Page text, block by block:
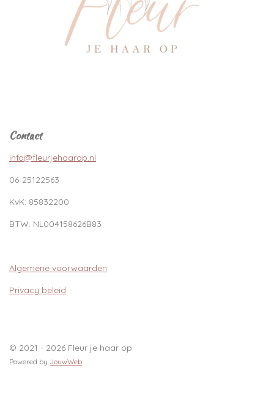
Contact
info@fleurjehaarop.nl
06-25122563
KvK: 85832200
BTW: NL004158626B83
Algemene voorwaarden
Privacy beleid
© 2021 - 2026 Fleur je haar op
Powered by JouwWeb